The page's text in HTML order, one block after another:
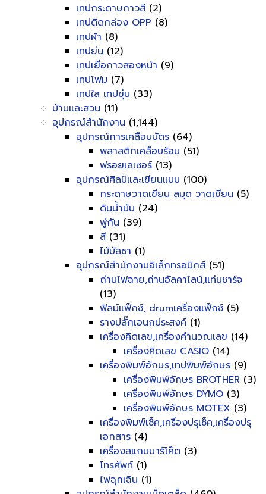
เทปกระดาษกาวสี (2)
เทปติดกล่อง OPP (8)
เทปผ้า (8)
เทปย่น (12)
เทปเยื่อกาวสองหน้า (9)
เทปโฟม (7)
เทปใส เทปขุ่น (33)
บ้านและสวน (11)
อุปกรณ์สำนักงาน (1,144)
อุปกรณ์การเคลือบบัตร (64)
พลาสติกเคลือบร้อน (51)
ฟรอยเลเซอร์ (13)
อุปกรณ์ศิลป์และเขียนแบบ (100)
กระดาษวาดเขียน สมุด วาดเขียน (5)
ดินน้ำมัน (24)
พู่กัน (39)
สี (31)
ไม้บัลชา (1)
อุปกรณ์สำนักงานอิเล็กทรอนิกส์ (51)
ถ่านไฟฉาย,ถ่านอัลคาไลน์,แท่นชาร์จ
(13)
ฟิลม์แฟ็กซ์, drumเครื่องแฟ็กซ์ (5)
รางปลั๊กเอนกประสงค์ (1)
เครื่องคิดเลข,เครื่องคำนวณเลข (14)
เครื่องคิดเลข CASIO (14)
เครื่องพิมพ์อักษร,เทปพิมพ์อักษร (9)
เครื่องพิมพ์อักษร BROTHER (3)
เครื่องพิมพ์อักษร DYMO (3)
เครื่องพิมพ์อักษร MOTEX (3)
เครื่องพิมพ์เช็ค,เครื่องปรุเช็ค,เครื่องปรุ
เอกสาร (4)
เครื่องสแกนบาร์โค๊ต (3)
โทรศัพท์ (1)
ไฟฉุกเฉิน (1)